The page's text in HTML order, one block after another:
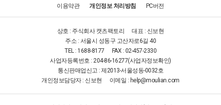
이용약관 개인정보 처리방침 PC버전
상호 : 주식회사 캣츠팩토리
대표 : 신보현
주소 : 서울시 성동구 고산자로6길 40
TEL : 1688-8177
FAX : 02-457-2330
사업자등록번호 : 204-86-16277(사업자정보확인)
통신판매업신고 : 제2013-서울성동-0032호
개인정보담당자 : 신보현
이메일 : help@moulian.com